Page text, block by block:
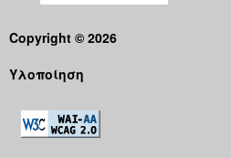
Copyright © 2026
Υλοποίηση